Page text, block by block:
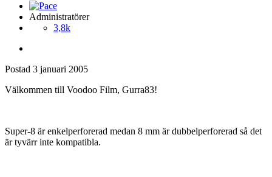
Administratörer
3,8k
Postad 3 januari 2005
Välkommen till Voodoo Film, Gurra83!
Super-8 är enkelperforerad medan 8 mm är dubbelperforerad så det
är tyvärr inte kompatibla.